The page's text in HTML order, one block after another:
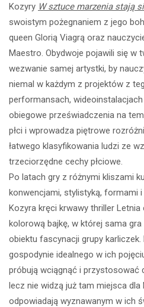
Kozyry W sztuce marzenia stają
swoistym pożegnaniem z jego
queen Glorią Viagrą oraz
Maestro. Obydwoje pojawili się w
wezwanie samej artystki, by
niemal w każdym z projektów z
performansach,
obiegowe przeświadczenia na
płci i wprowadza piętrowe
łatwego klasyfikowania ludzi ze
trzeciorzędne cechy płciowe.
Po latach gry z różnymi kliszami
konwencjami, stylistyką, formami
Kozyra kręci krwawy thriller Letnia
kolorową bajkę, w której sama
obiektu fascynacji grupy
gospodynie idealnego w ich
próbują wciągnąć i przystosować
lecz nie widzą już tam miejsca dla
odpowiadają wyznawanym w ich